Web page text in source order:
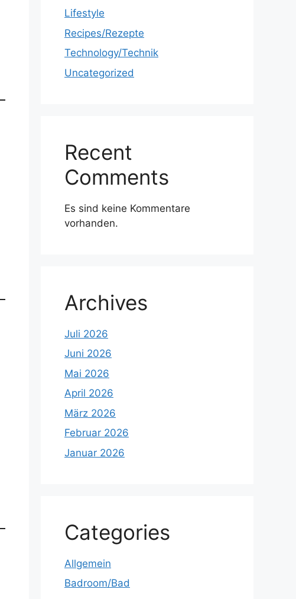
Lifestyle
Recipes/Rezepte
Technology/Technik
Uncategorized
Recent
Comments
Es sind keine Kommentare
vorhanden.
Archives
Juli 2026
Juni 2026
Mai 2026
April 2026
März 2026
Februar 2026
Januar 2026
Categories
Allgemein
Badroom/Bad